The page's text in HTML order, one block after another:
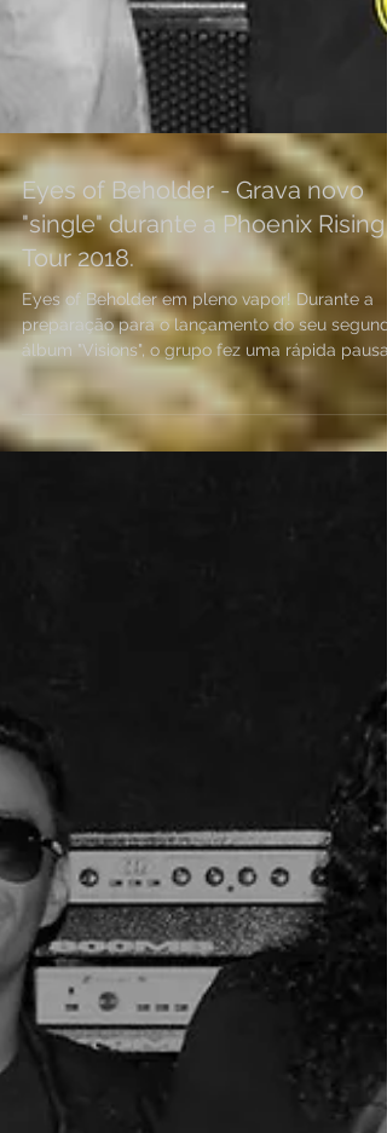
Eyes of Beholder - Grava novo
"single" durante a Phoenix Rising
Tour 2018.
Eyes of Beholder em pleno vapor! Durante a
preparação para o lançamento do seu
álbum "Visions", o grupo fez uma rápida